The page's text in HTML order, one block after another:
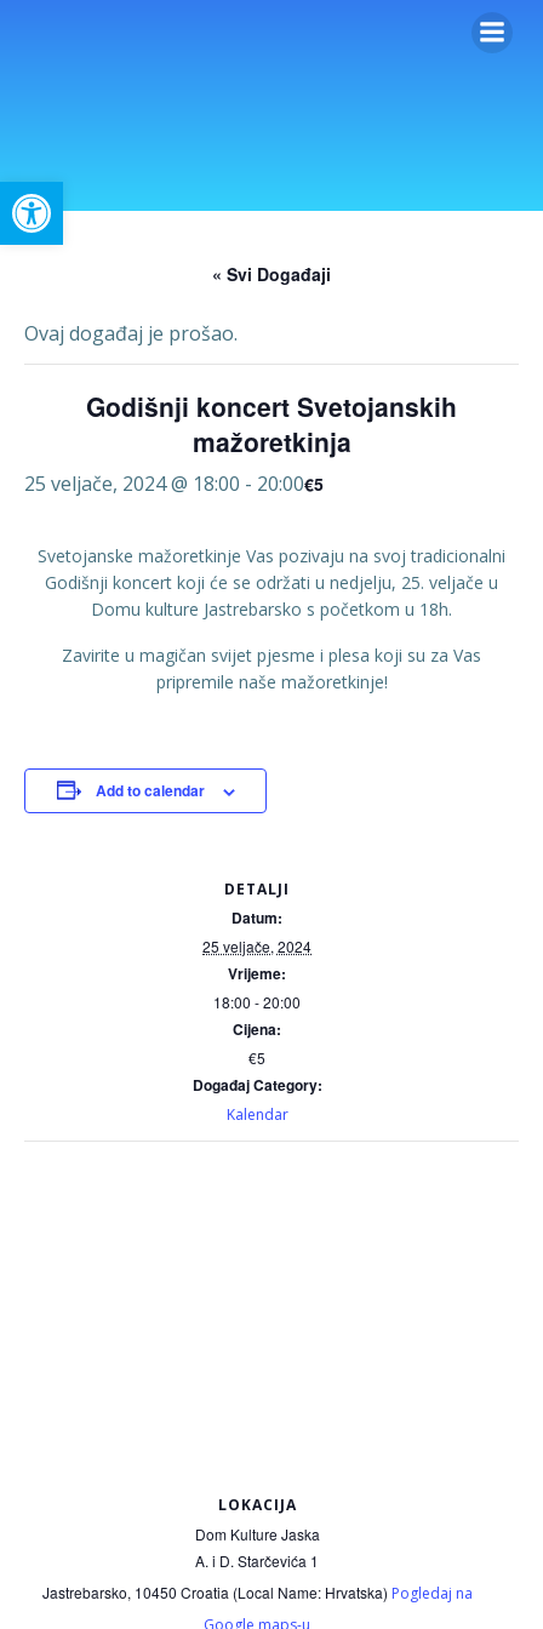
« Svi Događaji
Ovaj događaj je prošao.
Godišnji koncert Svetojanskih
mažoretkinja
25 veljače, 2024 @ 18:00 - 20:00€5
Svetojanske mažoretkinje Vas pozivaju na svoj tradicionalni
Godišnji koncert koji će se održati u nedjelju, 25. veljače u
Domu kulture Jastrebarsko s početkom u 18h.
Zavirite u magičan svijet pjesme i plesa koji su za Vas
pripremile naše mažoretkinje!
Add to calendar
DETALJI
Datum:
25 veljače, 2024
Vrijeme:
18:00 - 20:00
Cijena:
€5
Događaj Category:
Kalendar
LOKACIJA
Dom Kulture Jaska
A. i D. Starčevića 1
Jastrebarsko, 10450 Croatia (Local Name: Hrvatska) Pogledaj na
Google maps-u
Open toolbar